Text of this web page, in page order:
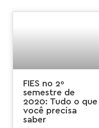
FIES no 2º
semestre de
2020: Tudo o que
você precisa
saber